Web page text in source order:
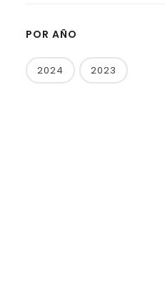
POR AÑO
2024 2023